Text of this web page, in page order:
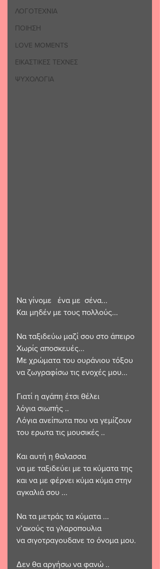
ΛΟΓΟΤΕΧΝΙΑ
ΠΟΙΗΣΗ
LOVE MOMENTS
ΕΙΚΑΣΤΙΚΕΣ ΤΕΧΝΕΣ
ΨΥΧΟΛΟΓΙΑ
Να γίνομε   ένα με  σένα...
Και μηδέν με τους πολλούς...
Να ταξιδεύω μαζί σου στο άπειρο
Χωρίς αποσκευές...
Με χρώματα του ουράνιου τόξου
να ζωγραφίσω τις ενοχές μου...
Γιατί η αγάπη έτσι θέλει
λόγια σιωπής ..
Λόγια ανείπωτα που να γεμίζουν
του ερωτα τις μουσικές ..
Και αυτή η θαλασσα
να με ταξιδεύει με τα κύματα της
και να με φέρνει κύμα κύμα στην
αγκαλιά σου ...
Να τα μετράς τα κύματα ...
ν’ακούς τα γλαροπουλια
να σιγοτραγουδανε το όνομα μου.
Δεν θα αργήσω να φανώ ..